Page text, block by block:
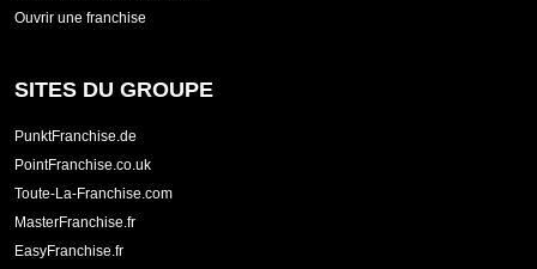
Ouvrir une franchise
SITES DU GROUPE
PunktFranchise.de
PointFranchise.co.uk
Toute-La-Franchise.com
MasterFranchise.fr
EasyFranchise.fr